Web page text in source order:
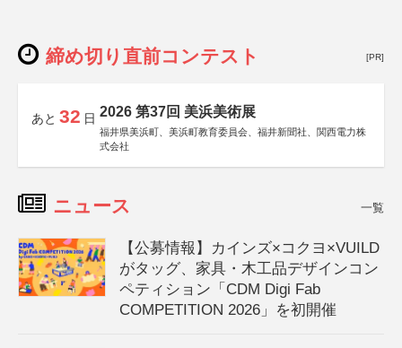
締め切り直前コンテスト [PR]
あと 32 日 2026 第37回 美浜美術展
福井県美浜町、美浜町教育委員会、福井新聞社、関西電力株
式会社
ニュース 一覧
【公募情報】カインズ×コクヨ×VUILD
がタッグ、家具・木工品デザインコン
ペティション「CDM Digi Fab
COMPETITION 2026」を初開催